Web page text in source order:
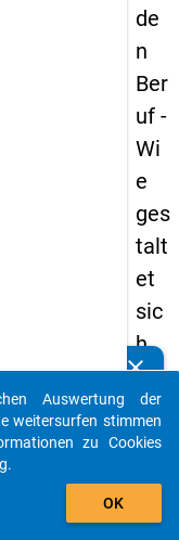
de
n
Ber
uf -
Wi
e
ges
talt
et
sic
h
der
Ber
ufs
clear
Sie uns diese
auto_stories
Auswertung der
weitersurfen stimmen
zu Cookies
.
OK